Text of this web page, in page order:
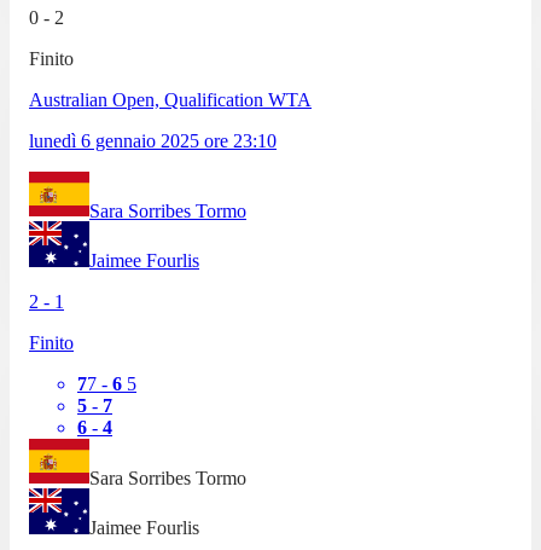
0 - 2
Finito
Australian Open, Qualification WTA
lunedì 6 gennaio 2025 ore 23:10
Sara Sorribes Tormo
Jaimee Fourlis
2 - 1
Finito
77 - 6 5
5 - 7
6 - 4
Sara Sorribes Tormo
Jaimee Fourlis